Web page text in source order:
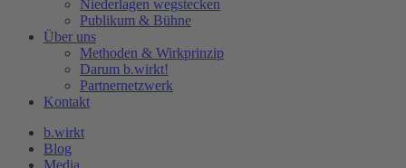
Niederlagen wegstecken
Publikum & Bühne
Über uns
Methoden & Wirkprinzip
Darum b.wirkt!
Partnernetzwerk
Kontakt
b.wirkt
Blog
Media